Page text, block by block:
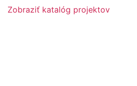
Zobraziť katalóg projektov